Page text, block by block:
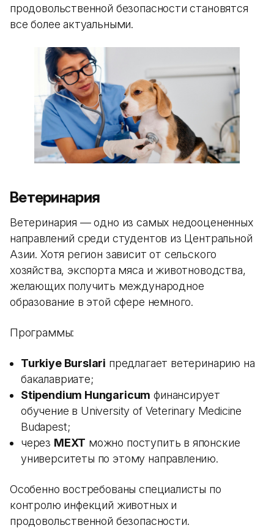
продовольственной безопасности становятся
все более актуальными.
Ветеринария
Ветеринария — одно из самых недооцененных
направлений среди студентов из Центральной
Азии. Хотя регион зависит от сельского
хозяйства, экспорта мяса и животноводства,
желающих получить международное
образование в этой сфере немного.
Программы:
Turkiye Burslari предлагает ветеринарию на
бакалавриате;
Stipendium Hungaricum финансирует
обучение в University of Veterinary Medicine
Budapest;
через MEXT можно поступить в японские
университеты по этому направлению.
Особенно востребованы специалисты по
контролю инфекций животных и
продовольственной безопасности.